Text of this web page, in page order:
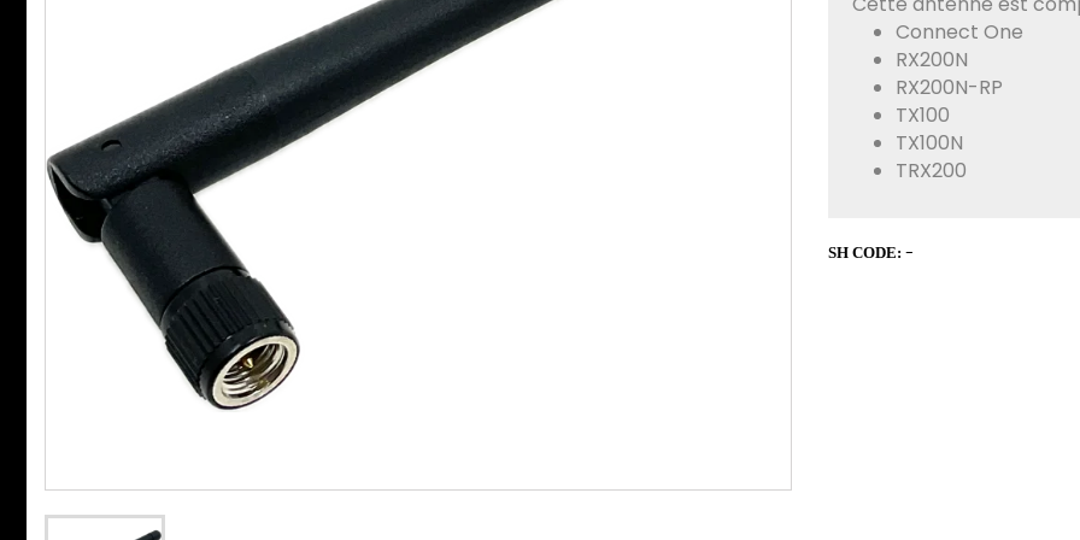
Connect One
RX200N
RX200N-RP
TX100
TX100N
TRX200
SH CODE: -